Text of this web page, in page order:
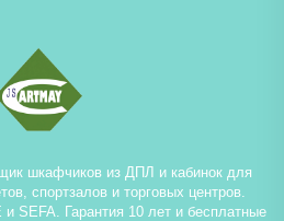
шкафчиков из ДПЛ и кабинок для
спортзалов и торговых центров.
SEFA. Гарантия 10 лет и бесплатные